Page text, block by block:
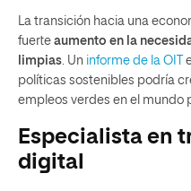
La transición hacia una
fuerte aumento en la
limpias . Un informe de la OIT
políticas sostenibles podría
empleos verdes en el mundo
Especialista en
digital